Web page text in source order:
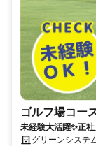
ゴルフ場コー
未経験大活躍✨正
グリーンシステ